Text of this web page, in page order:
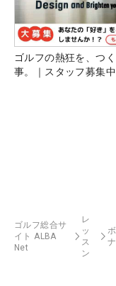
ゴルフの熱狂を、つ
事。｜スタッフ募集中
ゴルフ総合サ
イト ALBA
Net
レ
ッ
ス
ン